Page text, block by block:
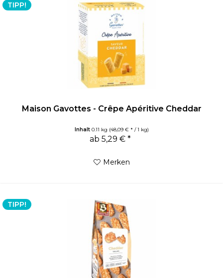
TIPP!
Maison Gavottes - Crêpe Apéritive Cheddar
Inhalt 0.11 kg (48,09 € * / 1 kg)
ab 5,29 € *
Merken
TIPP!